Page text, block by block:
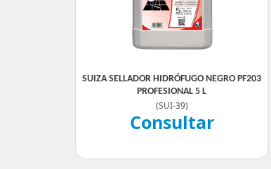
SUIZA SELLADOR HIDRÓFUGO NEGRO PF203
PROFESIONAL 5 L
(SUI-39)
Consultar